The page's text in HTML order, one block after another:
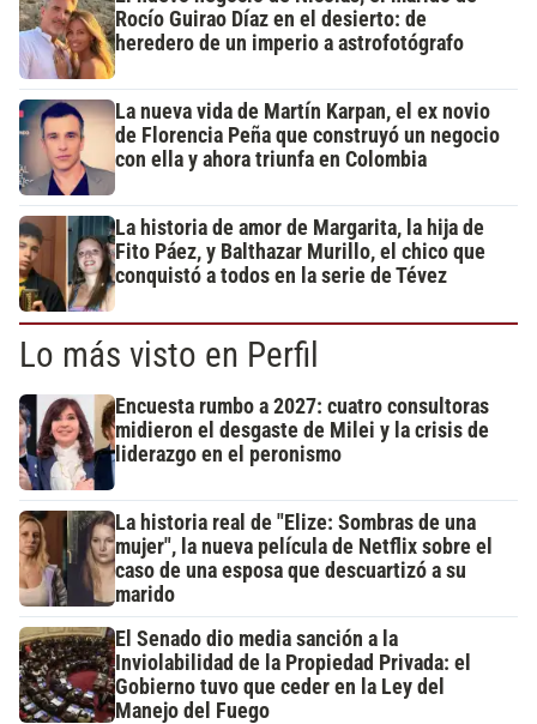
Rocío Guirao Díaz en el desierto: de
heredero de un imperio a astrofotógrafo
La nueva vida de Martín Karpan, el ex novio
de Florencia Peña que construyó un negocio
con ella y ahora triunfa en Colombia
La historia de amor de Margarita, la hija de
Fito Páez, y Balthazar Murillo, el chico que
conquistó a todos en la serie de Tévez
Lo más visto en Perfil
Encuesta rumbo a 2027: cuatro consultoras
midieron el desgaste de Milei y la crisis de
liderazgo en el peronismo
La historia real de "Elize: Sombras de una
mujer", la nueva película de Netflix sobre el
caso de una esposa que descuartizó a su
marido
El Senado dio media sanción a la
Inviolabilidad de la Propiedad Privada: el
Gobierno tuvo que ceder en la Ley del
Manejo del Fuego